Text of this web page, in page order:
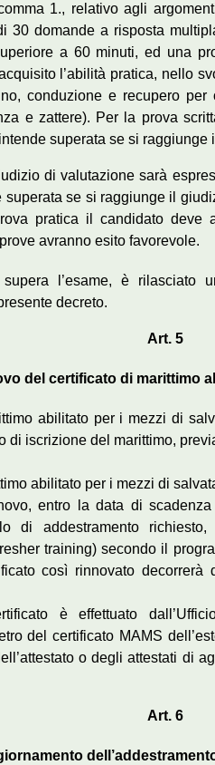
1., relativo agli
30 domande a risposta
a 60 minuti, ed una
l’abilità pratica, nello
conduzione e recupero
e zattere). Per la prova
superata se si
di valutazione sarà
se si raggiunge il
pratica il candidato deve
avranno esito favorevole.
l’esame, è rilasciato
decreto.
Art. 5
del certificato di marittimo
abilitato per i mezzi di
di iscrizione del marittimo,
abilitato per i mezzi di
entro la data di
di addestramento
training) secondo il
così rinnovato
è effettuato
del certificato MAMS
o degli attestati di
Art. 6